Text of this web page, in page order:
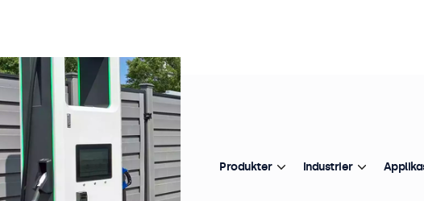
Produkter Industrier